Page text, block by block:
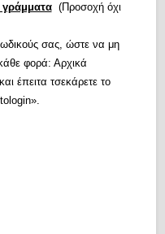
γράμματα(Προσοχή όχι
σας, ώστε να μη
φορά: Αρχικά
έπειτα τσεκάρετε το